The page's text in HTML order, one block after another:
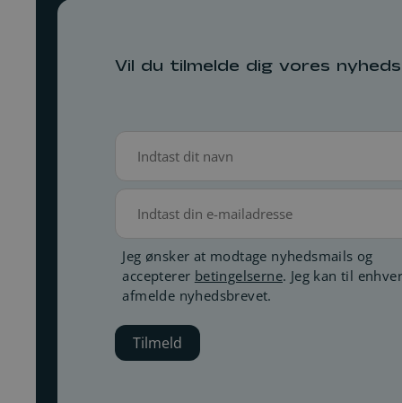
Vil du tilmelde dig vores
(Påkrævet)
mail
Betingelser
(Påkrævet)
Jeg ønsker at modtage nyhedsmails og
accepterer betingelserne. Jeg kan til
afmelde nyhedsbrevet.